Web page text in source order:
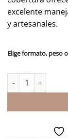
excelente
y artesanales.
Elige formato, peso
COBERTURA